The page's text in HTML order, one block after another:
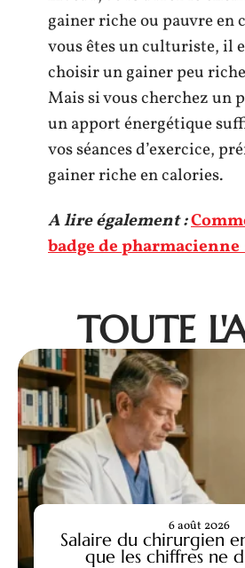
gainer riche ou pauvre en
vous êtes un culturiste, il
choisir un gainer peu
Mais si vous cherchez un
un apport énergétique
vos séances d’exercice,
gainer riche en calories.
A lire également :
badge de pharmacienne
TOUTE
Salaire du chirurgien
que les chiffres ne
6 août 2026